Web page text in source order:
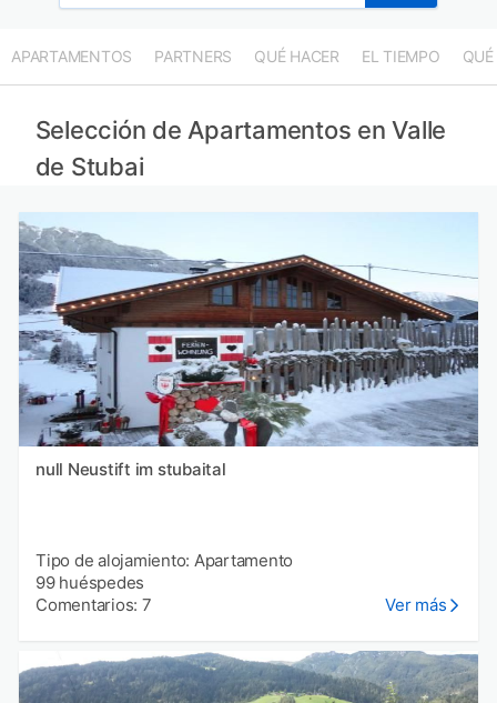
APARTAMENTOS PARTNERS QUÉ HACER EL TIEMPO QUÉ
Selección de Apartamentos en Valle
de Stubai
null Neustift im stubaital
Tipo de alojamiento: Apartamento
99 huéspedes
Comentarios: 7
Ver más